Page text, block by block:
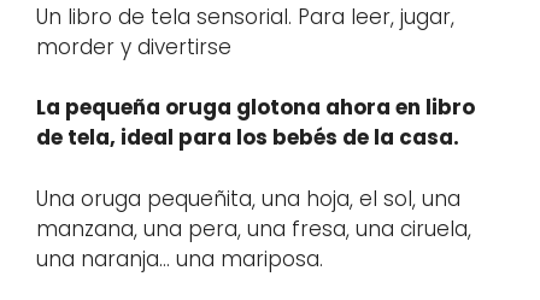
Un libro de tela sensorial. Para leer, jugar,
morder y divertirse
La pequeña oruga glotona ahora en libro
de tela, ideal para los bebés de la casa.
Una oruga pequeñita, una hoja, el sol, una
manzana, una pera, una fresa, una ciruela,
una naranja… una mariposa.